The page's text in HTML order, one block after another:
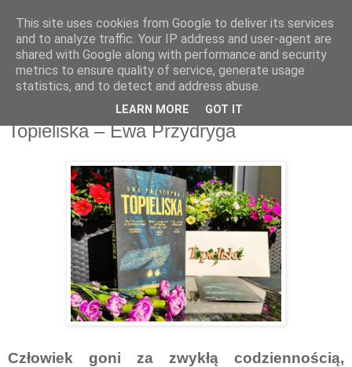
Recenzje na widelcu
Portal kulturalny - książki, recenzje, inspiracje, konkursy.
piątek, 18 czerwca 2021
Topieliska – Ewa Przydryga
Człowiek goni za zwykłą codziennością,
This site uses cookies from Google to deliver its services
and to analyze traffic. Your IP address and user-agent are
shared with Google along with performance and security
metrics to ensure quality of service, generate usage
statistics, and to detect and address abuse.
LEARN MORE GOT IT